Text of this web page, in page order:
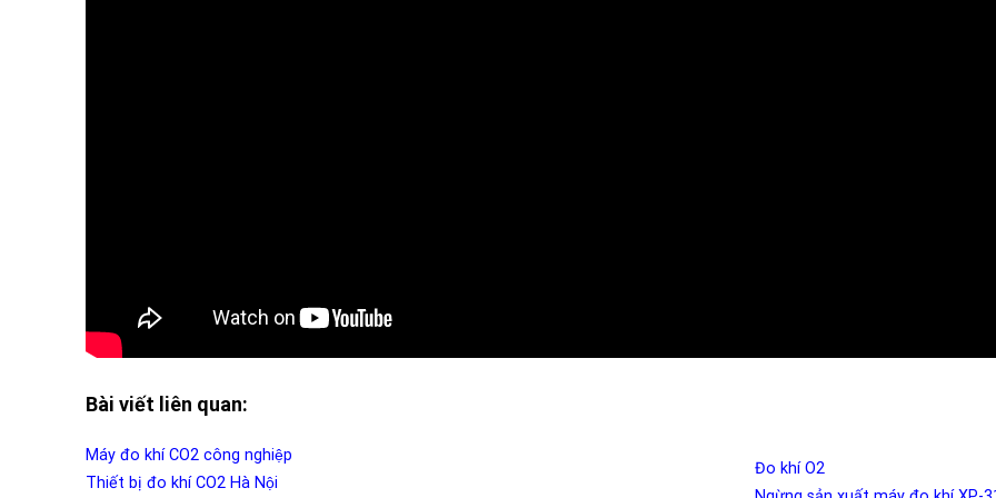
Bài viết liên quan:
Máy đo khí CO2 công nghiệp
Thiết bị đo khí CO2 Hà Nội
Đo khí O2